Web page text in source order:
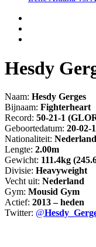
Hesdy
Naam: Hesdy Gerges
Bijnaam: Fighterheart
Record: 50-21-1
Geboortedatum: 20-02-
Nationaliteit:
Lengte: 2.00m
Gewicht: 111.4kg
Divisie: Heavyweight
Vecht uit: Nederland
Gym: Mousid Gym
Actief: 2013 – heden
Twitter: @